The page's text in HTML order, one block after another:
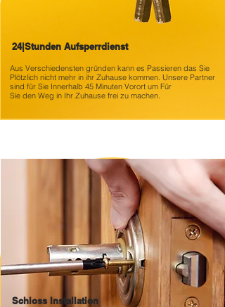
24|Stunden Aufsperrdienst
Aus Verschiedensten gründen kann es Passieren das Sie
Plötzlich nicht mehr in ihr Zuhause kommen. Unsere Partner
sind für Sie Innerhalb 45 Minuten Vorort um Für
Sie den Weg in Ihr Zuhause frei zu machen.
Schloss Installation